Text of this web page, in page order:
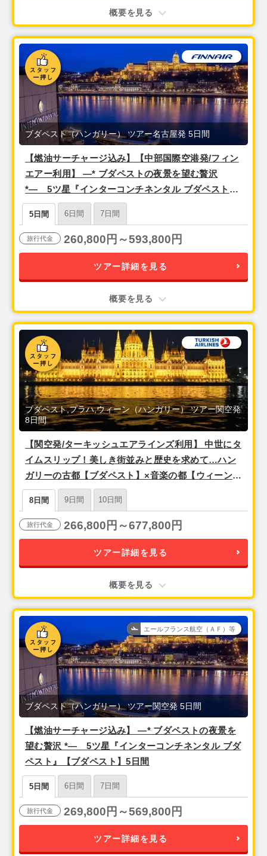
概要を見る
【燃油サーチャージ込み】【中部国際空港発/フィン
エアー利用】 ―* ブダペストの夜景を望む贅沢
*― 5ツ星『インターコンチネンタル ブダペスト』
【ブダペスト5日間】
ブダペスト（ハンガリー） ツアー名古屋発 5日間
5日間 6日間 7日間
旅行代金 260,800円～593,800円
ツアー詳細を見る
概要を見る
【関空発/ターキッシュエアラインズ利用】 中世にタ
イムスリップ！美しき街並みと歴史を求めて…ハン
ガリーの古都【ブダペスト】×音楽の都【ウィーン】
×千年の都【プラハ】8日間
ブダペスト,プラハ,ウィーン（ハンガリー） ツアー関空発
8日間
8日間 9日間 10日間
旅行代金 266,800円～677,800円
ツアー詳細を見る
概要を見る
【燃油サーチャージ込み】 ―* ブダペストの夜景を
望む贅沢 *― 5ツ星『インターコンチネンタル ブダ
ペスト』【ブダペスト】5日間
ブダペスト（ハンガリー） ツアー関空発 5日間
エールフランス航空（ＡＦ）等
5日間 6日間 7日間
旅行代金 269,800円～569,800円
ツアー詳細を見る